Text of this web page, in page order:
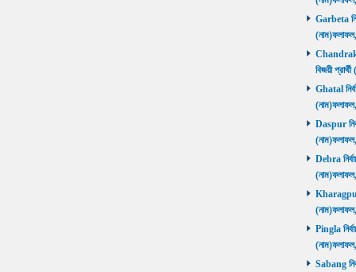
Garbeta
বিজয়ী
Ghatal
Daspur
Debra
Kharagpur
Pingla
Sabang